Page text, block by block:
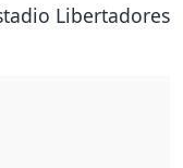
Libertadores